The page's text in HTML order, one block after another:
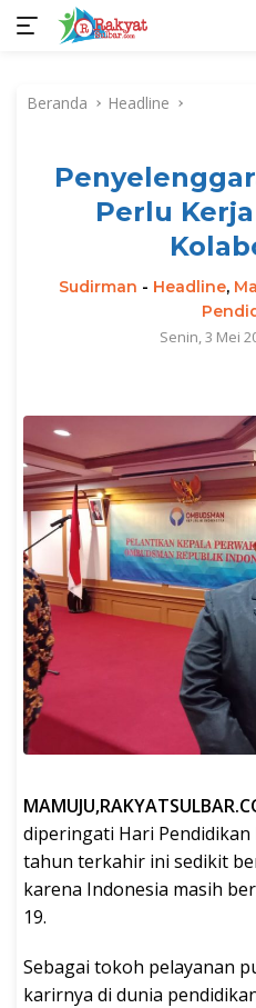
kontenBeranda Headline
Perlu
Sudirman - Headline,
Senin, 3 Mei
diperingati Hari
tahun terkahir ini sedikit
karena Indonesia masih
19.
Sebagai tokoh pelayanan
karirnya di dunia